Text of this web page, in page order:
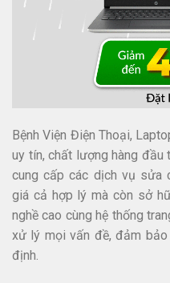
Bệnh Viện Điện Thoại,
uy tín, chất lượng hàng đầu
cung cấp các dịch vụ sửa
giá cả hợp lý mà còn sở
nghề cao cùng hệ thống
xử lý mọi vấn đề, đảm
định.